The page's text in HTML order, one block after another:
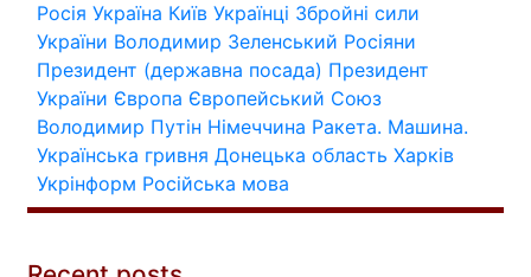
Росія Україна Київ Українці Збройні сили
України Володимир Зеленський Росіяни
Президент (державна посада) Президент
України Європа Європейський Союз
Володимир Путін Німеччина Ракета. Машина.
Українська гривня Донецька область Харків
Укрінформ Російська мова